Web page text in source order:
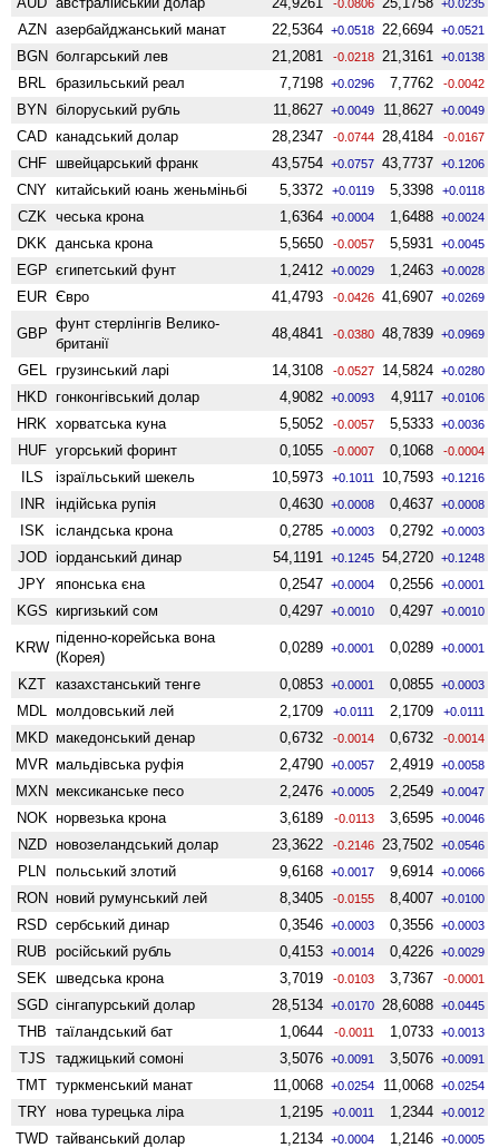
-0.0806 +0.0235
AZN азербайджанський манат 22,5364 +0.0518 22,6694 +0.0521
BGN болгарський лев 21,2081 -0.0218 21,3161 +0.0138
BRL бразильський реал 7,7198 +0.0296 7,7762 -0.0042
BYN білоруський рубль 11,8627 +0.0049 11,8627 +0.0049
CAD канадський долар 28,2347 -0.0744 28,4184 -0.0167
CHF швейцарський франк 43,5754 +0.0757 43,7737 +0.1206
CNY китайський юань женьмiньбi 5,3372 +0.0119 5,3398 +0.0118
CZK чеська крона 1,6364 +0.0004 1,6488 +0.0024
DKK данська крона 5,5650 -0.0057 5,5931 +0.0045
EGP єгипетський фунт 1,2412 +0.0029 1,2463 +0.0028
EUR Євро 41,4793 -0.0426 41,6907 +0.0269
GBP
фунт стерлінгів Велико­
британії
48,4841 -0.0380 48,7839 +0.0969
GEL грузинський ларі 14,3108 -0.0527 14,5824 +0.0280
HKD гонконгівський долар 4,9082 +0.0093 4,9117 +0.0106
HRK хорватська куна 5,5052 -0.0057 5,5333 +0.0036
HUF угорський форинт 0,1055 -0.0007 0,1068 -0.0004
ILS ізраїльський шекель 10,5973 +0.1011 10,7593 +0.1216
INR індійська рупія 0,4630 +0.0008 0,4637 +0.0008
ISK ісландська крона 0,2785 +0.0003 0,2792 +0.0003
JOD іорданський динар 54,1191 +0.1245 54,2720 +0.1248
JPY японська єна 0,2547 +0.0004 0,2556 +0.0001
KGS киргизький сом 0,4297 +0.0010 0,4297 +0.0010
KRW
піденно-корейська вона
(Корея)
0,0289 +0.0001 0,0289 +0.0001
KZT казахстанський тенге 0,0853 +0.0001 0,0855 +0.0003
MDL молдовський лей 2,1709 +0.0111 2,1709 +0.0111
MKD македонський денар 0,6732 -0.0014 0,6732 -0.0014
MVR мальдівська руфія 2,4790 +0.0057 2,4919 +0.0058
MXN мексиканське песо 2,2476 +0.0005 2,2549 +0.0047
NOK норвезька крона 3,6189 -0.0113 3,6595 +0.0046
NZD ново­зеландський долар 23,3622 -0.2146 23,7502 +0.0546
PLN польський злотий 9,6168 +0.0017 9,6914 +0.0066
RON новий румунський лей 8,3405 -0.0155 8,4007 +0.0100
RSD сербський динар 0,3546 +0.0003 0,3556 +0.0003
RUB російський рубль 0,4153 +0.0014 0,4226 +0.0029
SEK шведська крона 3,7019 -0.0103 3,7367 -0.0001
SGD сінгапурський долар 28,5134 +0.0170 28,6088 +0.0445
THB таїландський бат 1,0644 -0.0011 1,0733 +0.0013
TJS таджицький сомоні 3,5076 +0.0091 3,5076 +0.0091
TMT туркменський манат 11,0068 +0.0254 11,0068 +0.0254
TRY нова турецька ліра 1,2195 +0.0011 1,2344 +0.0012
TWD тайванський долар 1,2134 +0.0004 1,2146 +0.0005